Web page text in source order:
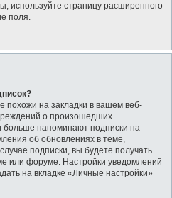
используйте страницу расширенного
поля.
похожи на закладки в вашем веб-
о произошедших
больше напоминают подписки на
об обновлениях в теме,
подписки, вы будете получать
или форуме. Настройки уведомлений
на вкладке «Личные настройки»